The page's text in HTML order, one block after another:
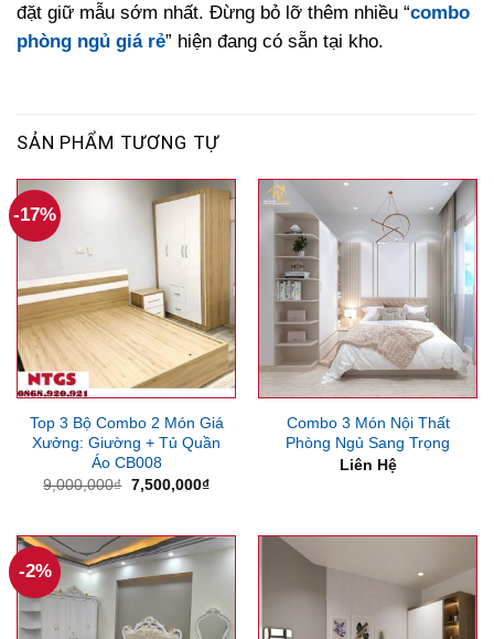
đặt giữ mẫu sớm nhất. Đừng bỏ lỡ thêm nhiều “combo
phòng ngủ giá rẻ” hiện đang có sẵn tại kho.
SẢN PHẨM TƯƠNG TỰ
-17%
Top 3 Bộ Combo 2 Món Giá
Xưởng: Giường + Tủ Quần
Áo CB008
9,000,000₫ Giá
7,500,000₫Giá
7,500,000₫.
Combo 3 Món Nội Thất
Phòng Ngủ Sang Trọng
Liên Hệ
-2%